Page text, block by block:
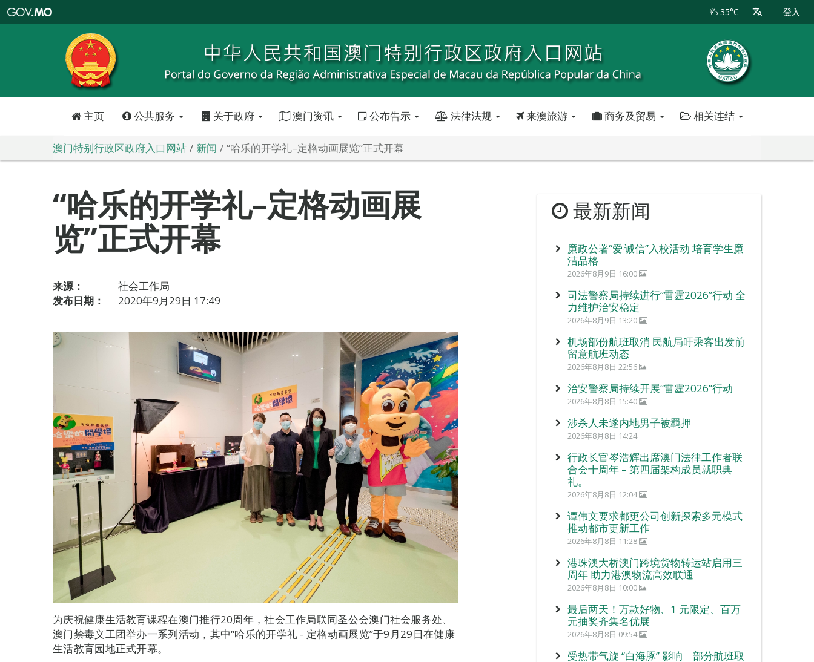
特
政
区
政
口
35°C 登入
主页 公共服务 关于政府 澳门资讯 公布告示 法律法规 来澳旅游 商务及贸易 相关连结
澳门特别行政区政府入口网站 新闻 “哈乐的开学礼–定格动画展览”正式开幕
“哈乐的开学礼–定格动画展
览”正式开幕
来源：
社会工作局
发布日期：
2020年9月29日 17:49
为庆祝健康生活教育课程在澳门推行20周年，社会工作局联同圣公会澳门社会服务处、
澳门禁毒义工团举办一系列活动，其中“哈乐的开学礼 - 定格动画展览”于9月29日在健康
生活教育园地正式开幕。
最新新闻
廉政公署“爱‧诚信”入校活动 培育学生廉
洁品格
2026年8月9日 16:00
司法警察局持续进行“雷霆2026”行动 全
力维护治安稳定
2026年8月9日 13:20
机场部份航班取消 民航局吁乘客出发前
留意航班动态
2026年8月8日 22:56
治安警察局持续开展“雷霆2026”行动
2026年8月8日 15:40
涉杀人未遂内地男子被羁押
2026年8月8日 14:24
行政长官岑浩辉出席澳门法律工作者联
合会十周年 – 第四届架构成员就职典
礼。
2026年8月8日 12:04
谭伟文要求都更公司创新探索多元模式
推动都市更新工作
2026年8月8日 11:28
港珠澳大桥澳门跨境货物转运站启用三
周年 助力港澳物流高效联通
2026年8月8日 10:00
最后两天！万款好物、1 元限定、百万
元抽奖齐集名优展
2026年8月8日 09:54
受热带气旋 “白海豚” 影响 部分航班取